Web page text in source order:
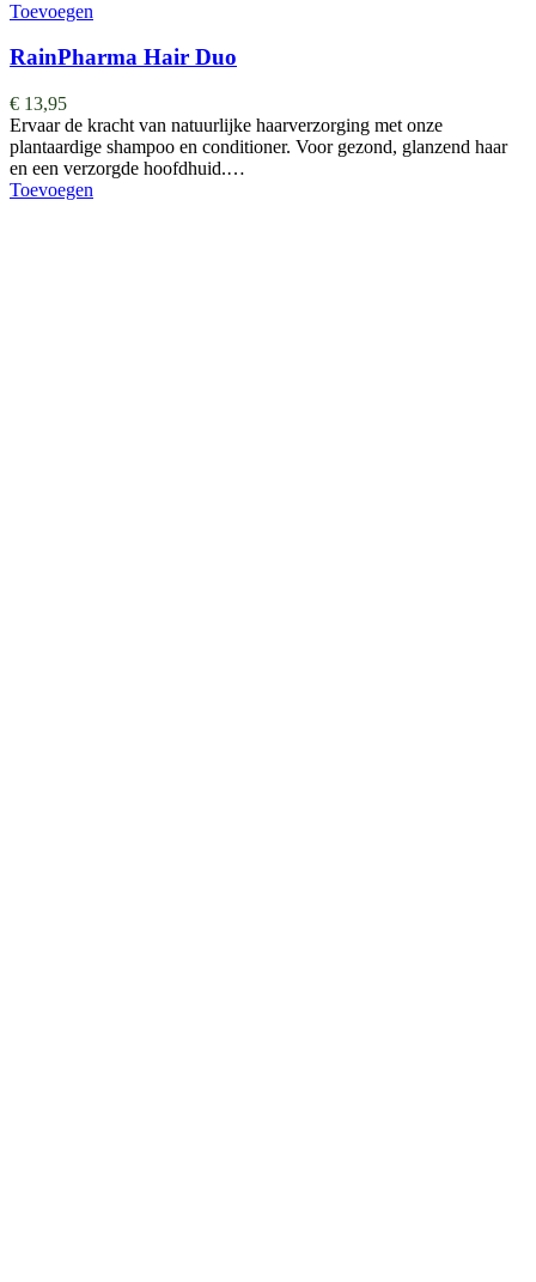
Toevoegen
RainPharma Hair Duo
€ 13,95
Ervaar de kracht van natuurlijke haarverzorging met onze
plantaardige shampoo en conditioner. Voor gezond, glanzend haar
en een verzorgde hoofdhuid.…
Toevoegen